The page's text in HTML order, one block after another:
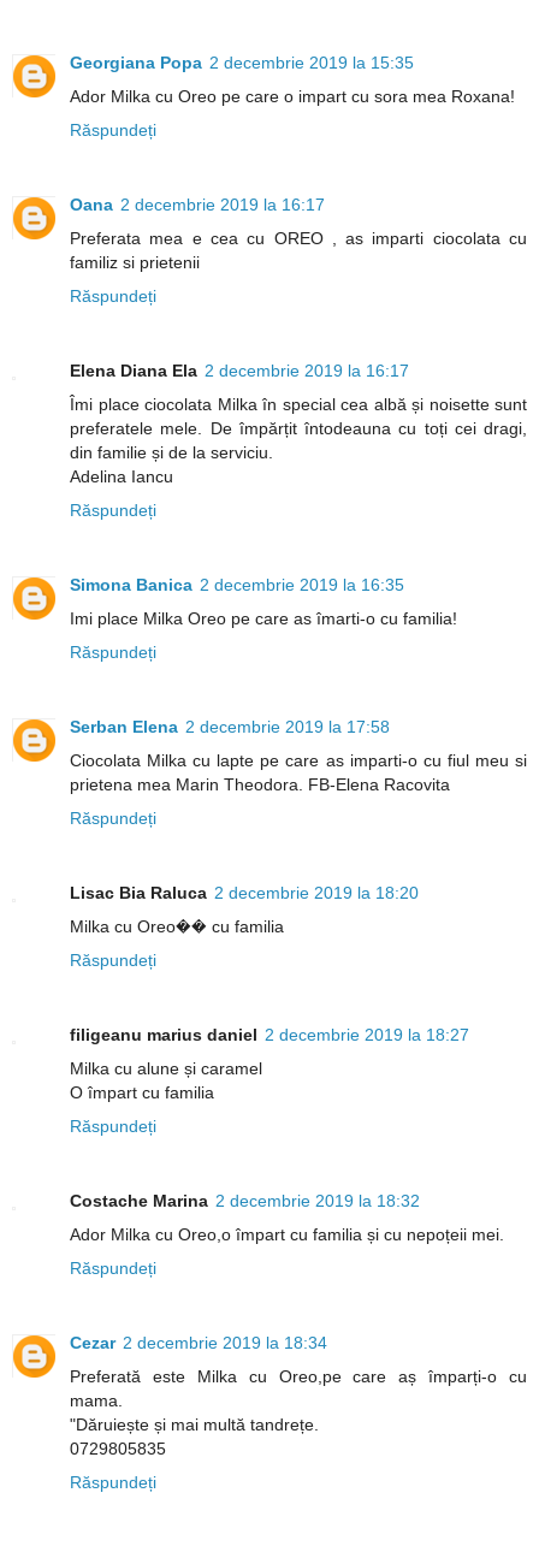
Georgiana Popa 2 decembrie 2019 la 15:35
Ador Milka cu Oreo pe care o impart cu sora mea Roxana!
Răspundeți
Oana 2 decembrie 2019 la 16:17
Preferata mea e cea cu OREO , as imparti ciocolata cu
familiz si prietenii
Răspundeți
Elena Diana Ela 2 decembrie 2019 la 16:17
Îmi place ciocolata Milka în special cea albă și noisette sunt
preferatele mele. De împărțit întodeauna cu toți cei dragi,
din familie și de la serviciu.
Adelina Iancu
Răspundeți
Simona Banica 2 decembrie 2019 la 16:35
Imi place Milka Oreo pe care as îmarti-o cu familia!
Răspundeți
Serban Elena 2 decembrie 2019 la 17:58
Ciocolata Milka cu lapte pe care as imparti-o cu fiul meu si
prietena mea Marin Theodora. FB-Elena Racovita
Răspundeți
Lisac Bia Raluca 2 decembrie 2019 la 18:20
Milka cu Oreo�� cu familia
Răspundeți
filigeanu marius daniel 2 decembrie 2019 la 18:27
Milka cu alune și caramel
O împart cu familia
Răspundeți
Costache Marina 2 decembrie 2019 la 18:32
Ador Milka cu Oreo,o împart cu familia și cu nepoțeii mei.
Răspundeți
Cezar 2 decembrie 2019 la 18:34
Preferată este Milka cu Oreo,pe care aș împarți-o cu
mama.
"Dăruiește și mai multă tandrețe.
0729805835
Răspundeți